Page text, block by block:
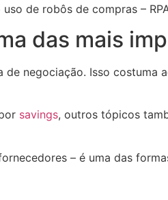
de robôs de compras –
das mais
negociação. Isso costuma
savings, outros tópicos
– é uma das